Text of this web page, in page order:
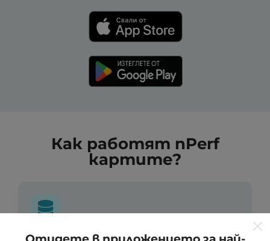
Как работят nPerf
картите?